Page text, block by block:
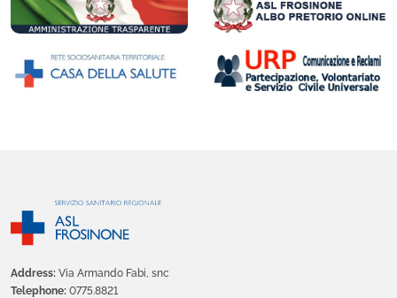
Address: Via Armando Fabi, snc
Telephone: 0775.8821